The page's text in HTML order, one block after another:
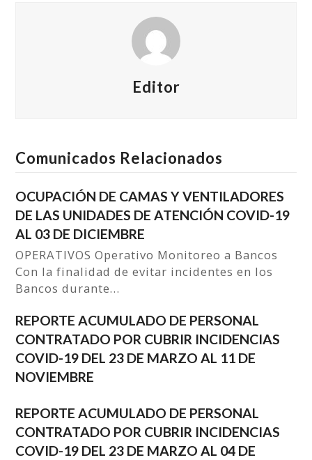
Editor
Comunicados Relacionados
OCUPACIÓN DE CAMAS Y VENTILADORES
DE LAS UNIDADES DE ATENCIÓN COVID-19
AL 03 DE DICIEMBRE
OPERATIVOS Operativo Monitoreo a Bancos
Con la finalidad de evitar incidentes en los
Bancos durante…
REPORTE ACUMULADO DE PERSONAL
CONTRATADO POR CUBRIR INCIDENCIAS
COVID-19 DEL 23 DE MARZO AL 11 DE
NOVIEMBRE
REPORTE ACUMULADO DE PERSONAL
CONTRATADO POR CUBRIR INCIDENCIAS
COVID-19 DEL 23 DE MARZO AL 04 DE